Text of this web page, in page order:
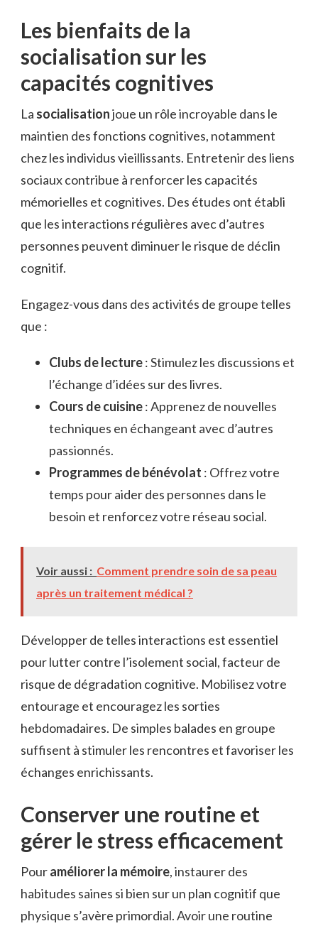
Les bienfaits de la
socialisation sur les
capacités cognitives
La socialisationjoue un rôle incroyable dans le
maintien des fonctions cognitives, notamment
chez les individus vieillissants. Entretenir des liens
sociaux contribue à renforcer les capacités
mémorielles et cognitives. Des études ont établi
que les interactions régulières avec d’autres
personnes peuvent diminuer le risque de déclin
cognitif.
Engagez-vous dans des activités de groupe telles
que :
Clubs de lecture: Stimulez les discussions et
l’échange d’idées sur des livres.
Cours de cuisine: Apprenez de nouvelles
techniques en échangeant avec d’autres
passionnés.
Programmes de bénévolat : Offrez votre
temps pour aider des personnes dans le
besoin et renforcez votre réseau social.
Voir aussi : Comment prendre soin de sa peau
après un traitement médical ?
Développer de telles interactions est essentiel
pour lutter contre l’isolement social, facteur de
risque de dégradation cognitive. Mobilisez votre
entourage et encouragez les sorties
hebdomadaires. De simples balades en groupe
suffisent à stimuler les rencontres et favoriser les
échanges enrichissants.
Conserver une routine et
gérer le stress efficacement
Pouraméliorer la mémoire, instaurer des
habitudes saines si bien sur un plan cognitif que
physique s’avère primordial. Avoir une routine